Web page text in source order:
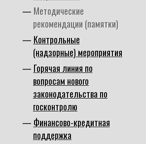
Методические
рекомендации (памятки)
Контрольные
(надзорные) мероприятия
Горячая линия по
вопросам нового
законодательства по
госконтролю
Финансово-кредитная
поддержка